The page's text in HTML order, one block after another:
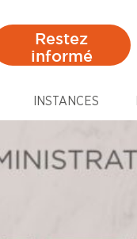
Restez
informé
INSTANCES